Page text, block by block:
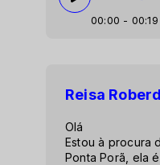
00:00 - 00:19
Reisa
Olá
Estou à procura
Ponta Porã, ela